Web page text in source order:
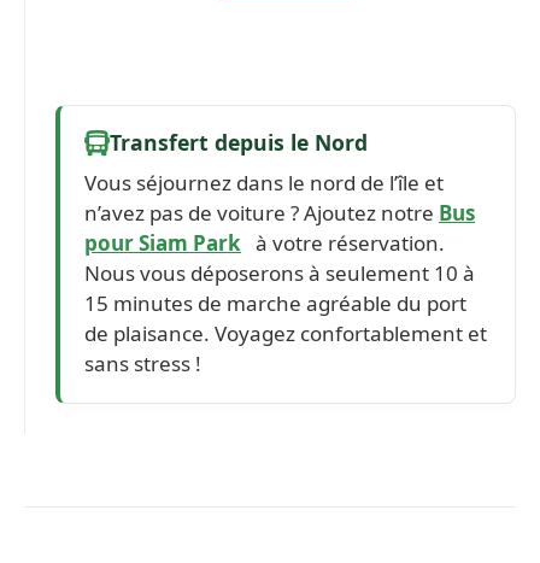
Transfert depuis le Nord
Vous séjournez dans le nord de l’île et
n’avez pas de voiture ? Ajoutez notre Bus
pour Siam Park à votre réservation.
Nous vous déposerons à seulement 10 à
15 minutes de marche agréable du port
de plaisance. Voyagez confortablement et
sans stress !